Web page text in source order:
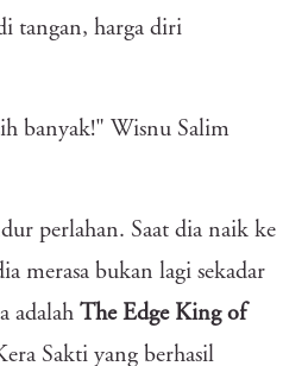
tangan, harga diri
banyak!" Wisnu Salim
perlahan. Saat dia naik ke
merasa bukan lagi sekadar
adalah The Edge King of
Sakti yang berhasil